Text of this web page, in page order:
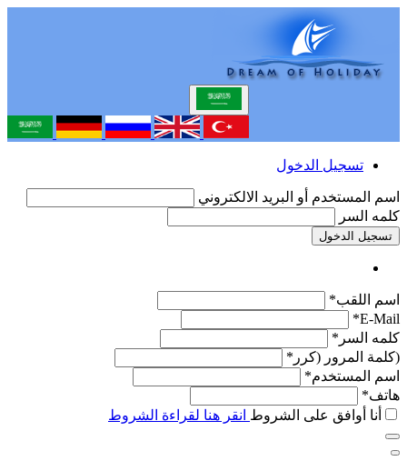
تسجيل الدخول
اسم المستخدم أو البريد الالكتروني
كلمه السر
تسجيل الدخول
اسم اللقب*
E-Mail*
كلمه السر*
(كلمة المرور (كرر*
اسم المستخدم*
هاتف*
أنا أوافق على الشروط انقر هنا لقراءة الشروط